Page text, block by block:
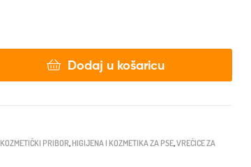
Dodaj u košaricu
KOZMETIČKI PRIBOR, HIGIJENA I KOZMETIKA ZA PSE,VREĆICE ZA